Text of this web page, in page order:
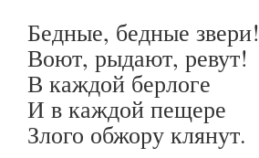
Бедные, бедные звери!
Воют, рыдают, ревут!
В каждой берлоге
И в каждой пещере
Злого обжору клянут.